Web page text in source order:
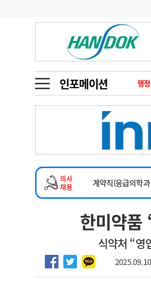
인포메이션 행
1
3
4
인사
오피니언
인물 초대석
동영상뉴스
포토뉴스
메디 Hospital 지역병원
인포메이션 행정처분
회사소개
의사
채용
2026년 하반기 인
마취통증의학과
계약직(응급의학
하반기 전공의(레
2026년 하반기 인턴
마취통증의학과
한미약품
식약처 “영